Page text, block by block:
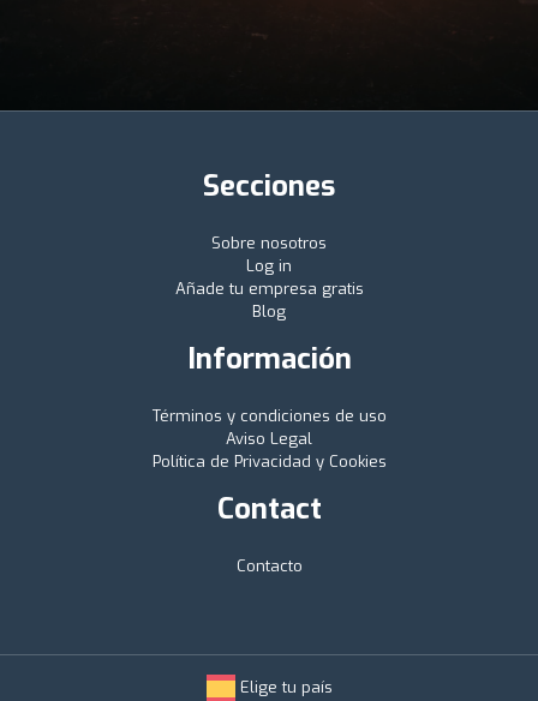
Secciones
Sobre nosotros
Log in
Añade tu empresa gratis
Blog
Información
Términos y condiciones de uso
Aviso Legal
Política de Privacidad y Cookies
Contact
Contacto
Elige tu país